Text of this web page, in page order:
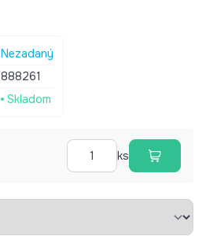
Nezadaný
888261
Skladom
ks